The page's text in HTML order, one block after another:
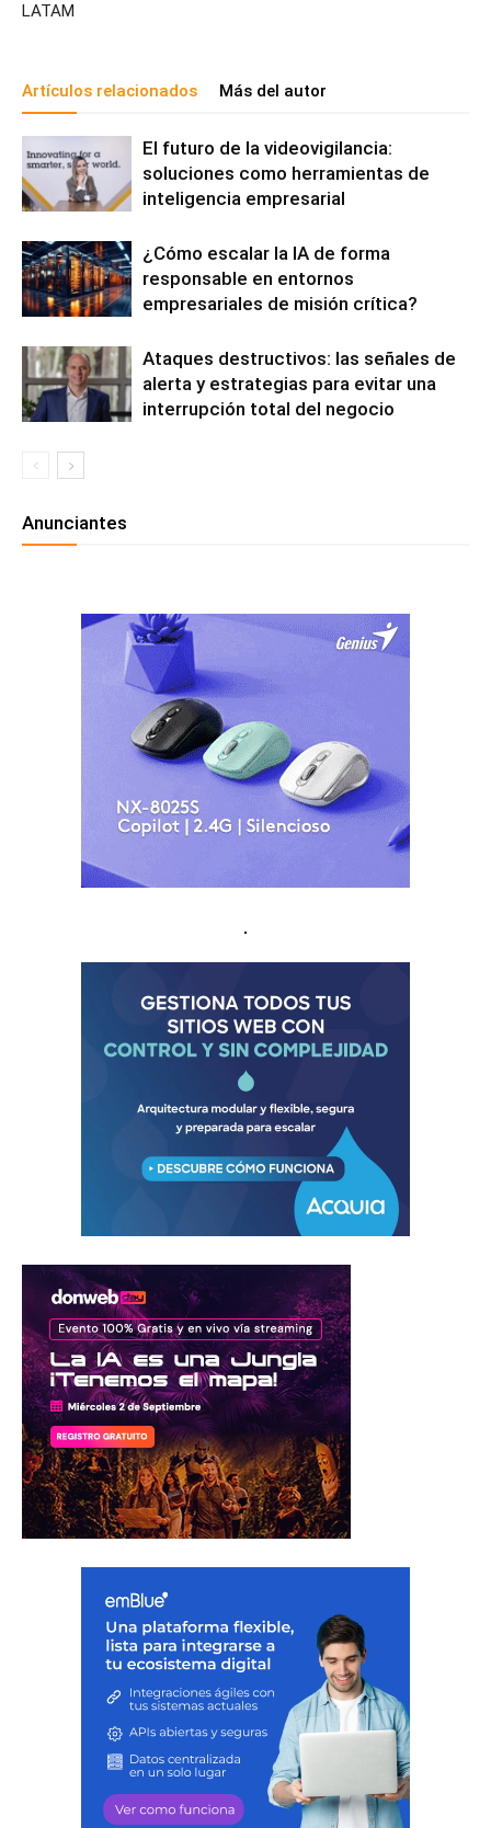
LATAM
Artículos relacionados Más del autor
El futuro de la videovigilancia:
soluciones como herramientas de
inteligencia empresarial
¿Cómo escalar la IA de forma
responsable en entornos
empresariales de misión crítica?
Ataques destructivos: las señales de
alerta y estrategias para evitar una
interrupción total del negocio
Anunciantes